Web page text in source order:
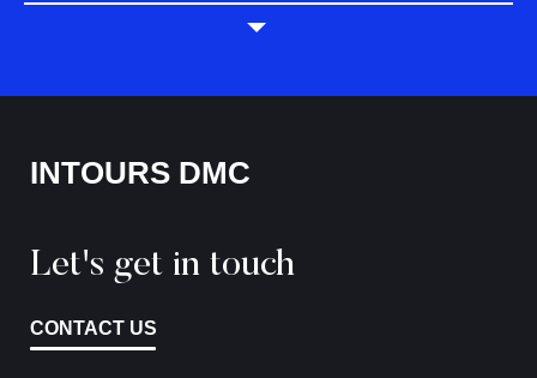
INTOURS DMC
Let's get in touch
CONTACT US